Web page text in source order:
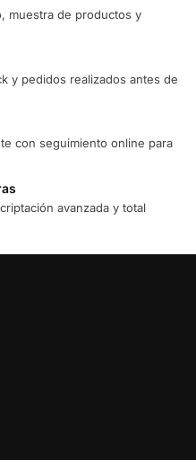
muestra de productos y
y pedidos realizados antes de
con seguimiento online para
avanzada y total